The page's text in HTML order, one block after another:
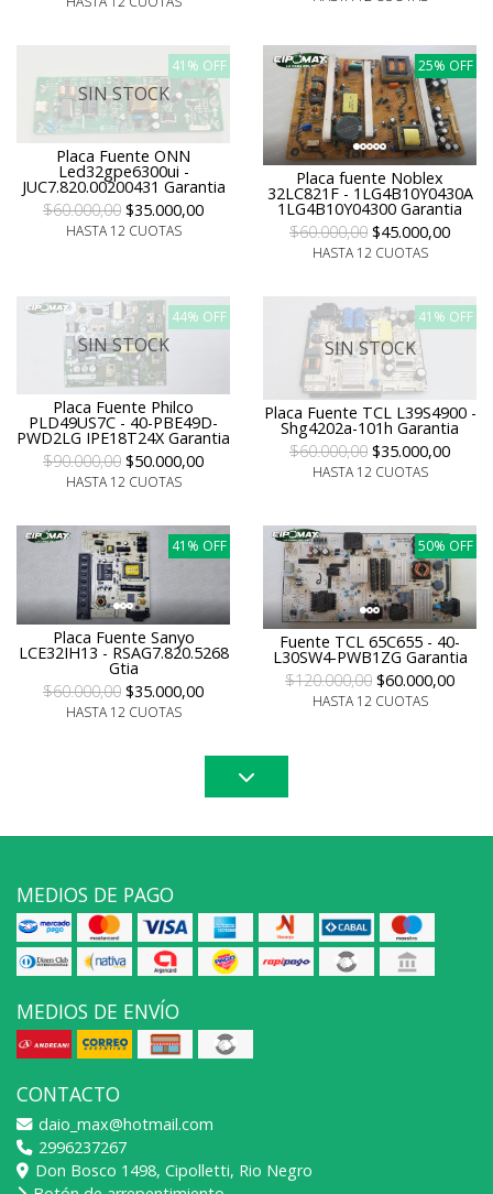
41% OFF
SIN STOCK
Placa Fuente ONN
Led32gpe6300ui -
JUC7.820.00200431 Garantia
$60.000,00 $35.000,00
HASTA 12 CUOTAS
25% OFF
Placa fuente Noblex
32LC821F - 1LG4B10Y0430A
1LG4B10Y04300 Garantia
$60.000,00 $45.000,00
HASTA 12 CUOTAS
44% OFF
SIN STOCK
Placa Fuente Philco
PLD49US7C - 40-PBE49D-
PWD2LG IPE18T24X Garantia
$90.000,00 $50.000,00
HASTA 12 CUOTAS
41% OFF
SIN STOCK
Placa Fuente TCL L39S4900 -
Shg4202a-101h Garantia
$60.000,00 $35.000,00
HASTA 12 CUOTAS
41% OFF
Placa Fuente Sanyo
LCE32IH13 - RSAG7.820.5268
Gtia
$60.000,00 $35.000,00
HASTA 12 CUOTAS
50% OFF
Fuente TCL 65C655 - 40-
L30SW4-PWB1ZG Garantia
$120.000,00 $60.000,00
HASTA 12 CUOTAS
MEDIOS DE PAGO
MEDIOS DE ENVÍO
CONTACTO
daio_max@hotmail.com
2996237267
Don Bosco 1498, Cipolletti, Rio Negro